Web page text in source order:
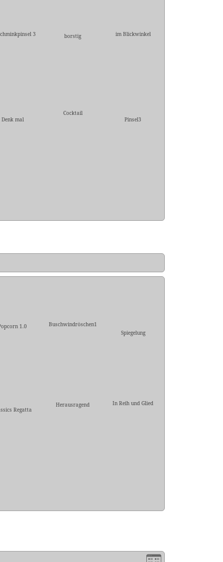
3 borstig im Blickwinkel
Denk mal
Cocktail
Pinsel3
1.0
Buschwindröschen1
Spiegelung
Regatta
Herausragend In Reih und Glied